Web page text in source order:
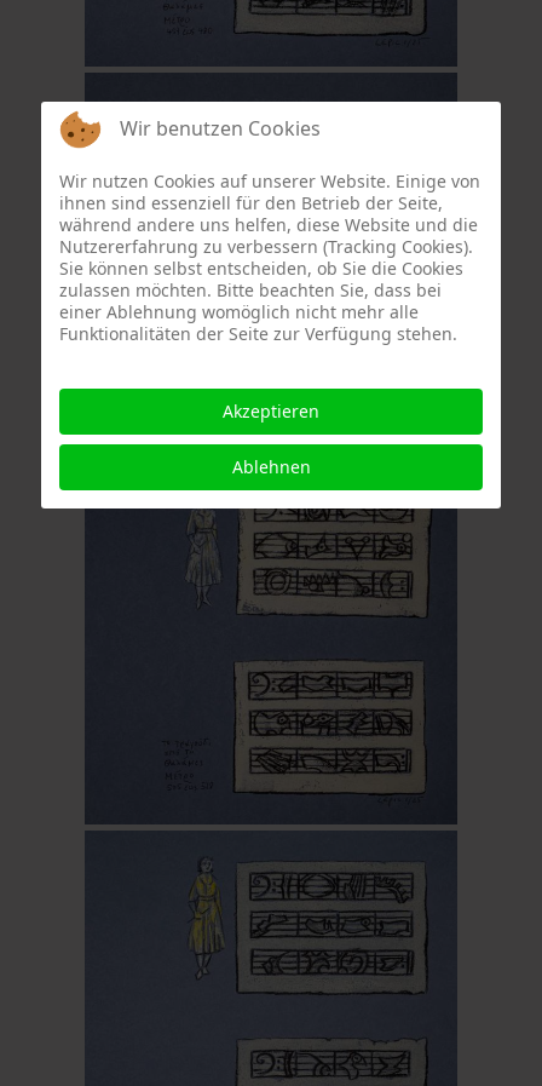
Wir benutzen Cookies
Wir nutzen Cookies auf unserer Website. Einige von
ihnen sind essenziell für den Betrieb der Seite,
während andere uns helfen, diese Website und die
Nutzererfahrung zu verbessern (Tracking Cookies).
Sie können selbst entscheiden, ob Sie die Cookies
zulassen möchten. Bitte beachten Sie, dass bei
einer Ablehnung womöglich nicht mehr alle
Funktionalitäten der Seite zur Verfügung stehen.
Akzeptieren
Ablehnen